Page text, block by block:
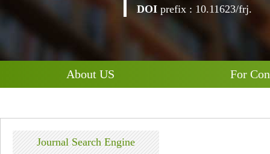
DOI prefix : 10.11623/frj.
About US For
Journal Search Engine